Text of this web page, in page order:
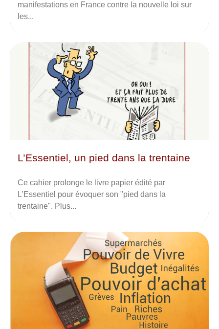
manifestations en France contre la nouvelle loi sur
les...
L’Essentiel, un pied dans la trentaine
Ce cahier prolonge le livre papier édité par
L’Essentiel pour évoquer son "pied dans la
trentaine". Plus...